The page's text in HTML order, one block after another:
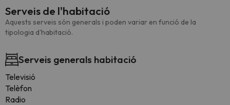
Serveis de l'habitació
Aquests serveis són generals i poden variar en funció de la
tipologia d'habitació.
Serveis generals habitació
Televisió
Telèfon
Radio